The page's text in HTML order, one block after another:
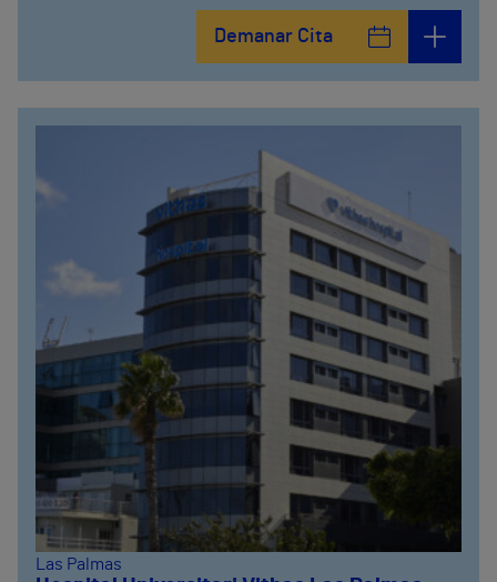
Demanar Cita
Las Palmas